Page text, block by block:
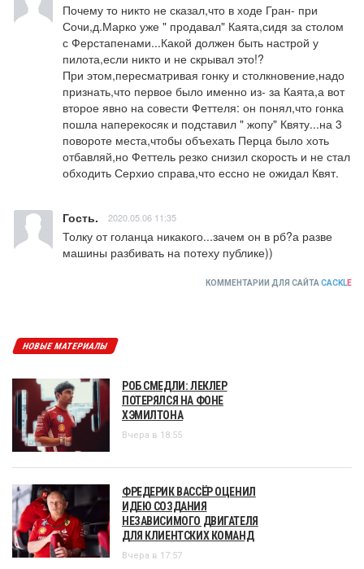
Почему то никто не сказал,что в ходе Гран- при
Сочи,д.Марко уже " продавал" Каята,сидя за столом
с Ферстапенами...Какой должен быть настрой у
пилота,если никто и не скрывал это!?
При этом,пересматривая гонку и столкновение,надо
признать,что первое было именно из- за Каята,а вот
второе явно на совести Феттеля: он понял,что гонка
пошла наперекосяк и подставил " жопу" Квяту...на 3
повороте места,чтобы объехать Перца было хоть
отбавляй,но Феттель резко снизил скорость и не стал
обходить Серхио справа,что ессно не ожидал Квят.
Гость. 2020.05.06 11:35
Толку от голанца никакого...зачем он в рб?а разве
машины разбивать на потеху публике))
КОММЕНТАРИИ ДЛЯ САЙТА CACKLE
НОВЫЕ МАТЕРИАЛЫ
РОБ СМЕДЛИ: ЛЕКЛЕР
ПОТЕРЯЛСЯ НА ФОНЕ
ХЭМИЛТОНА
Вчера в 18:55
ФРЕДЕРИК ВАССЁР ОЦЕНИЛ
ИДЕЮ СОЗДАНИЯ
НЕЗАВИСИМОГО ДВИГАТЕЛЯ
ДЛЯ КЛИЕНТСКИХ КОМАНД
Вчера в 17:57